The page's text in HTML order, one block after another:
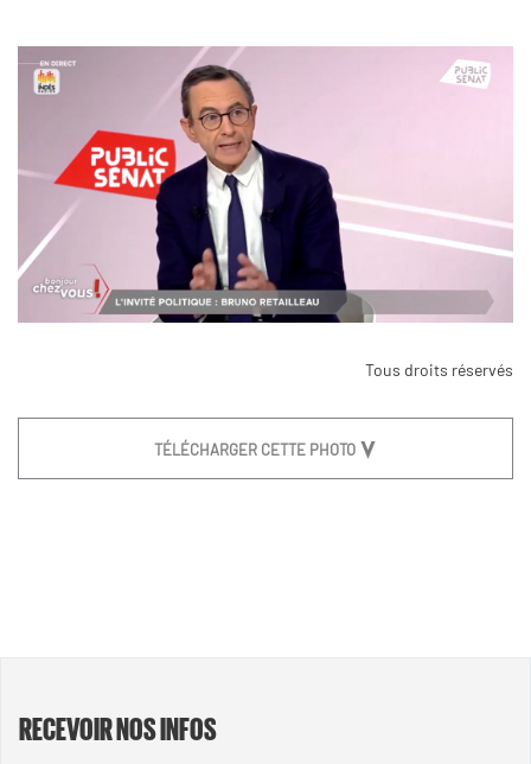
Tous droits réservés
TÉLÉCHARGER CETTE PHOTO
RECEVOIR NOS INFOS